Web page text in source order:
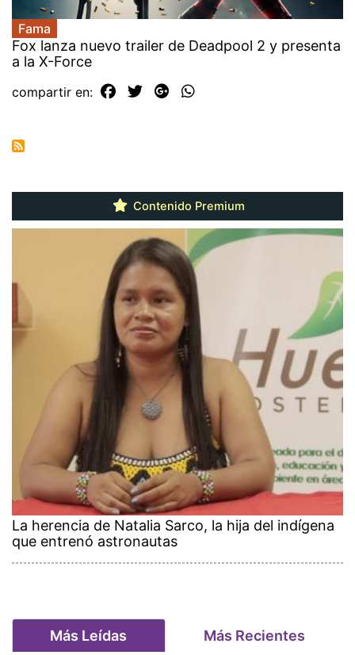
Fama
Fox lanza nuevo trailer de Deadpool 2 y presenta
a la X-Force
compartir en:
Contenido Premium
La herencia de Natalia Sarco, la hija del indígena
que entrenó astronautas
Más Leídas Más Recientes